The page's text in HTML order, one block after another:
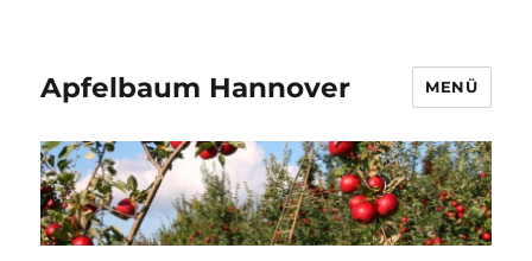
Apfelbaum Hannover MENÜ